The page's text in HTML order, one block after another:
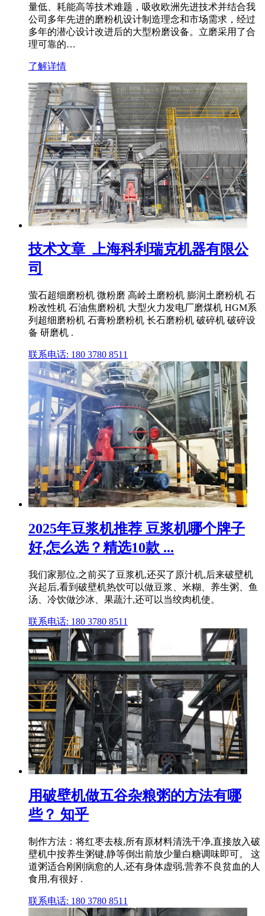
量低、耗能高等技术难题，吸收欧洲先进技术并结合我
公司多年先进的磨粉机设计制造理念和市场需求，经过
多年的潜心设计改进后的大型粉磨设备。立磨采用了合
理可靠的…
了解详情
技术文章_上海科利瑞克机器有限公
司
萤石超细磨粉机 微粉磨 高岭土磨粉机 膨润土磨粉机 石
粉改性机 石油焦磨粉机 大型火力发电厂磨煤机 HGM系
列超细磨粉机 石膏粉磨粉机 长石磨粉机 破碎机 破碎设
备 研磨机 .
联系电话: 180 3780 8511
2025年豆浆机推荐 豆浆机哪个牌子
好,怎么选？精选10款 ...
我们家那位,之前买了豆浆机,还买了原汁机,后来破壁机
兴起后,看到破壁机热饮可以做豆浆、米糊、养生粥、鱼
汤、冷饮做沙冰、果蔬汁,还可以当绞肉机使。
联系电话: 180 3780 8511
用破壁机做五谷杂粮粥的方法有哪
些？ 知乎
制作方法：将红枣去核,所有原材料清洗干净,直接放入破
壁机中按养生粥键,静等倒出前放少量白糖调味即可。 这
道粥适合刚刚病愈的人,还有身体虚弱,营养不良贫血的人
食用,有很好 .
联系电话: 180 3780 8511